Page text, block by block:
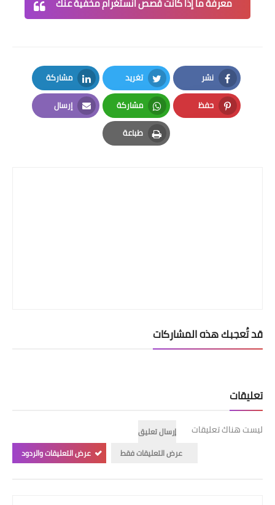
نشر
Facebook
تغريد
Twitter
مشاركة
LinkedIn
حفظ
Pinterest
مشاركة
Whatsapp
إرسال
Email
طباعة
Print
قد تُعجبك هذه المشاركات
تعليقات
ليست هناك تعليقات
إرسال تعليق
عرض التعليقات فقط
عرض التعليقات والردود